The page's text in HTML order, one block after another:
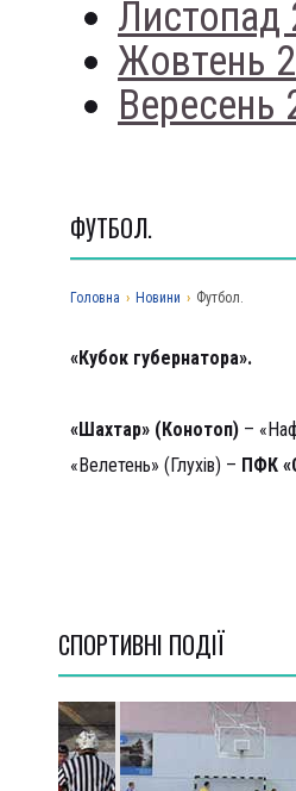
Листопад
Жовтень
Вересень
ФУТБОЛ.
Головна › Новини › Футбол.
«Кубок губернатора».
«Шахтар» (Конотоп) –
«Велетень» (Глухів) – ПФК
СПОРТИВНI ПОДІЇ